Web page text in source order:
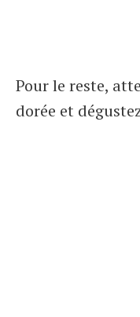
Pour le reste,
dorée et